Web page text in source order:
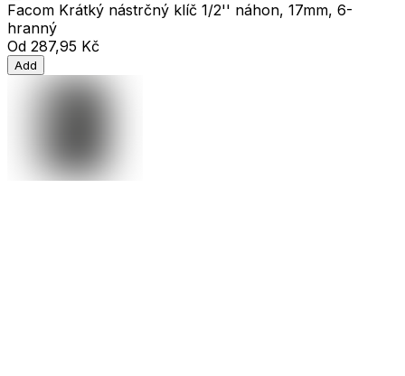
Facom Krátký nástrčný klíč 1/2'' náhon, 17mm, 6-
hranný
Od 287,95 Kč
Add